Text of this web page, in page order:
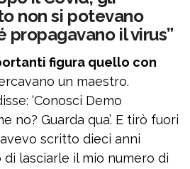
non si potevano
propagavano il virus”
figura quello con
un maestro.
‘Conosci Demo
no? Guarda qua’. E tirò fuori
scritto dieci anni
di lasciarle il mio numero di